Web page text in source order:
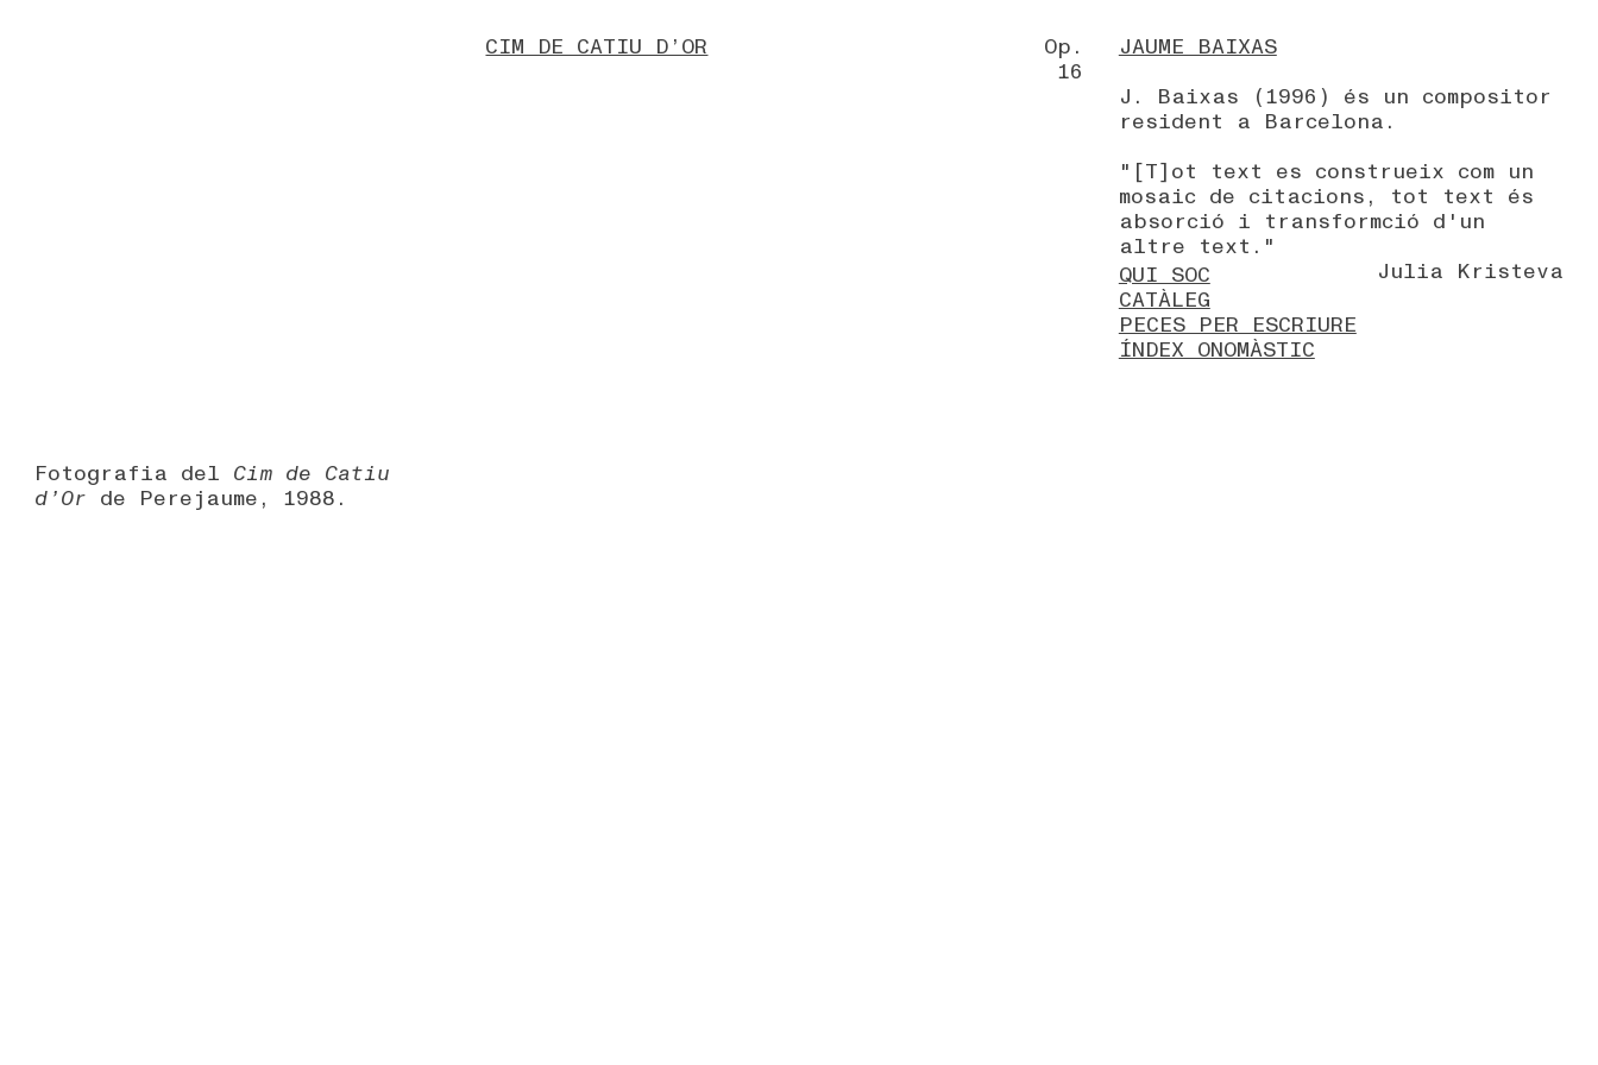
JAUME BAIXAS
J. Baixas (1996) és un compositor
resident a Barcelona.
"[T]ot text es construeix com un
mosaic de citacions, tot text és
absorció i transformció d'un
altre text."
Julia Kristeva
QUI SOC
CATÀLEG
PECES PER ESCRIURE
ÍNDEX ONOMÀSTIC
Fotografia del Cim de Catiu
d’Or de Perejaume, 1988.
CIM DE CATIU D’OR
Op.
16